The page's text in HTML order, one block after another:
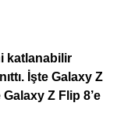
katlanabilir
İşte Galaxy Z
Z Flip 8’e